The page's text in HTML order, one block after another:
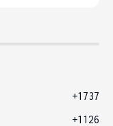
+1737
+1126